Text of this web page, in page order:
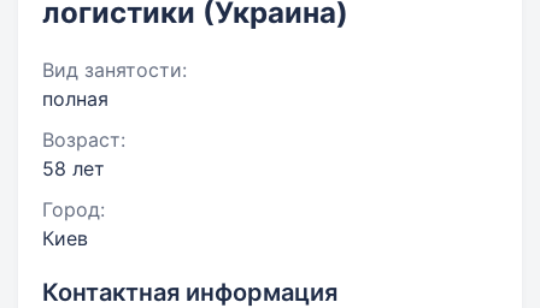
логистики (Украина)
Вид занятости:
полная
Возраст:
58 лет
Город:
Киев
Контактная информация